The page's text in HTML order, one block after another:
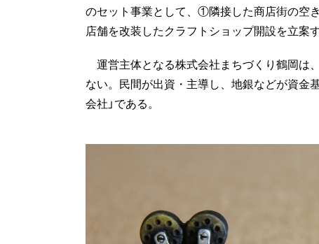
のセット事業として、①隣接した商店街の空
店舗を改装したクラフトショップ開設を立案
運営主体となる株式会社まちづくり鶴岡は
ない。民間が出資・主導し、地銀などが資金
会社」である。